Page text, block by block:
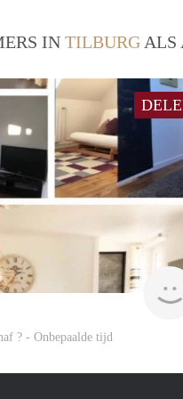
IN TILBURG ALS
? - Onbepaalde tijd